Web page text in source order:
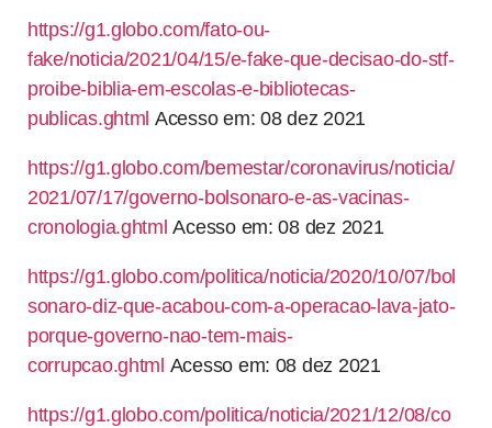
https://g1.globo.com/fato-ou-
fake/noticia/2021/04/15/e-fake-que-decisao-do-stf-
proibe-biblia-em-escolas-e-bibliotecas-
publicas.ghtml Acesso em: 08 dez 2021
https://g1.globo.com/bemestar/coronavirus/noticia/
2021/07/17/governo-bolsonaro-e-as-vacinas-
cronologia.ghtml Acesso em: 08 dez 2021
https://g1.globo.com/politica/noticia/2020/10/07/bol
sonaro-diz-que-acabou-com-a-operacao-lava-jato-
porque-governo-nao-tem-mais-
corrupcao.ghtml Acesso em: 08 dez 2021
https://g1.globo.com/politica/noticia/2021/12/08/co